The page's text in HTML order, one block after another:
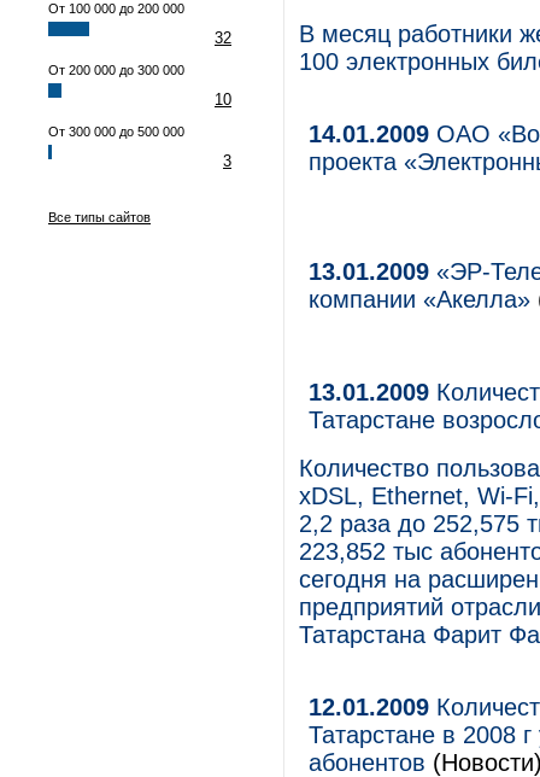
От 100 000 до 200 000
32
От 200 000 до 300 000
10
От 300 000 до 500 000
3
Все типы сайтов
В месяц работники
100 электронных
14.01.2009 ОАО
проекта
13.01.2009 «ЭР-
компании «Акелла»
13.01.2009
Татарстане
Количество
xDSL, Ethernet, Wi-
2,2 раза до 252,575
223,852 тыс
сегодня на
предприятий
Татарстана Фарит
12.01.2009
Татарстане в 2008
абонентов